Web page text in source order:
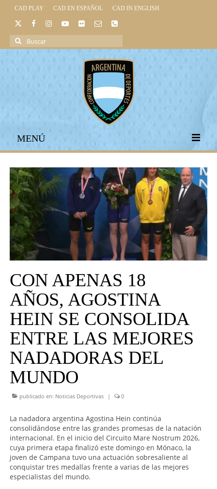
CAD PLAY CAD EN ESPAÑOL CAD IN ENGLISH
Buscar
por:
MENÚ
INICIO
INSTITUCIONAL
LEGISLACIÓN DEPORTIVA
UNIVERSO CAD
NOTICIAS
CAD MEDIA
CAD FEDERAL
CON APENAS 18
AÑOS, AGOSTINA
HEIN SE CONSOLIDA
ENTRE LAS MEJORES
NADADORAS DEL
MUNDO
publicado en: Noticias Deportivas | 0
La nadadora argentina Agostina Hein continúa
consolidándose entre las grandes promesas de la natación
internacional. En el inicio del Circuito Mare Nostrum 2026,
cuya primera etapa finalizó este domingo en Mónaco, la
joven de Campana tuvo una actuación sobresaliente al
conquistar tres medallas frente a varias de las mejores
especialistas del mundo.